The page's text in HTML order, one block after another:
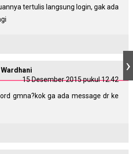
tertulis langsung login, gak ada
15 Desember 2015 pukul 12.42
gmna?kok ga ada message dr ke